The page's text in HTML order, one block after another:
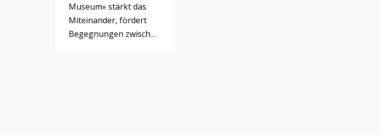
Museum» stärkt das
Miteinander, fördert
Begegnungen zwischen